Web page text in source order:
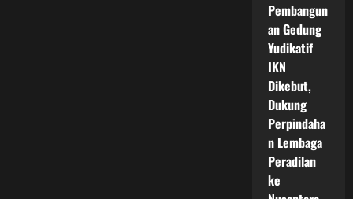
Pembangun
an Gedung
Yudikatif
IKN
Dikebut,
Dukung
Perpindaha
n Lembaga
Peradilan
ke